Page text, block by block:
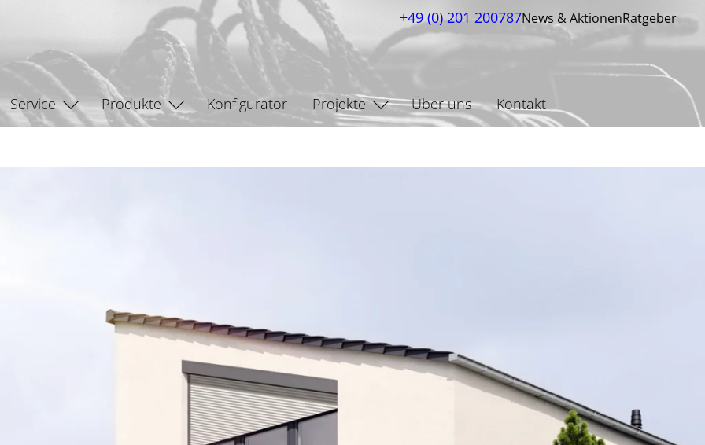
+49 (0) 201 200787News & AktionenRatgeber
Service Produkte Konfigurator Projekte Über uns Kontakt